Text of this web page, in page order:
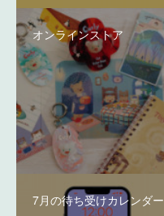
オンラインストア
7月の待ち受けカレンダー